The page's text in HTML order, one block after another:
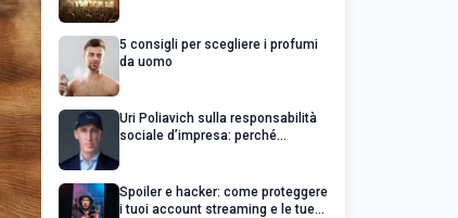
5 consigli per scegliere i profumi
da uomo
Uri Poliavich sulla responsabilità
sociale d’impresa: perché
Spoiler e hacker: come proteggere
i tuoi account streaming e le tue